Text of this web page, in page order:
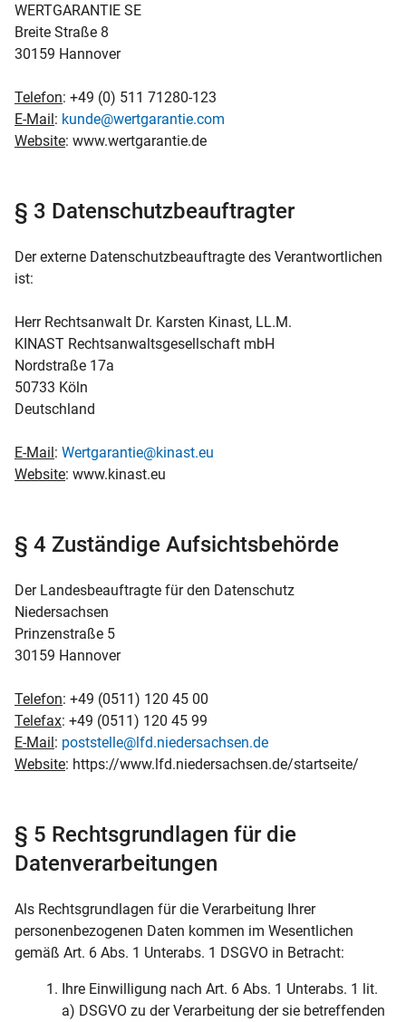
WERTGARANTIE SE
Breite Straße 8
30159 Hannover
Telefon: +49 (0) 511 71280-123
E-Mail: kunde@wertgarantie.com
Website: www.wertgarantie.de
§ 3 Datenschutzbeauftragter
Der externe Datenschutzbeauftragte des Verantwortlichen
ist:
Herr Rechtsanwalt Dr. Karsten Kinast, LL.M.
KINAST Rechtsanwaltsgesellschaft mbH
Nordstraße 17a
50733 Köln
Deutschland
E-Mail: Wertgarantie@kinast.eu
Website: www.kinast.eu
§ 4 Zuständige Aufsichtsbehörde
Der Landesbeauftragte für den Datenschutz
Niedersachsen
Prinzenstraße 5
30159 Hannover
Telefon: +49 (0511) 120 45 00
Telefax: +49 (0511) 120 45 99
E-Mail: poststelle@lfd.niedersachsen.de
Website: https://www.lfd.niedersachsen.de/startseite/
§ 5 Rechtsgrundlagen für die
Datenverarbeitungen
Als Rechtsgrundlagen für die Verarbeitung Ihrer
personenbezogenen Daten kommen im Wesentlichen
gemäß Art. 6 Abs. 1 Unterabs. 1 DSGVO in Betracht:
Ihre Einwilligung nach Art. 6 Abs. 1 Unterabs. 1 lit.
a) DSGVO zu der Verarbeitung der sie betreffenden